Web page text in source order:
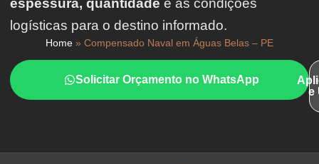
espessura, quantidade e as condições
logísticas para o destino informado.
Home » Compensado Naval em Águas Belas – PE
Solicitar Orçamento no WhatsApp
e